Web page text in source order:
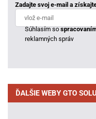
Zadajte svoj e-mail a
Súhlasím so
reklamných správ
ĎALŠIE WEBY GTO